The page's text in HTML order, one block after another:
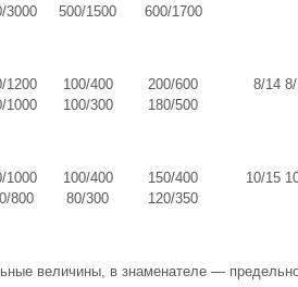
3000
500/1500
600/1700
1200
1000
100/400
100/300
200/600
180/500
8/14
1000
800
100/400
80/300
150/400
120/350
10/15
величины, в знаменателе —